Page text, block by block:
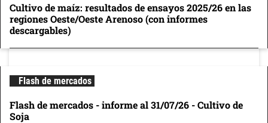
Cultivo de maíz: resultados de ensayos 2025/26 en las
regiones Oeste/Oeste Arenoso (con informes
descargables)
Flash de mercados
Flash de mercados - informe al 31/07/26 - Cultivo de
Soja